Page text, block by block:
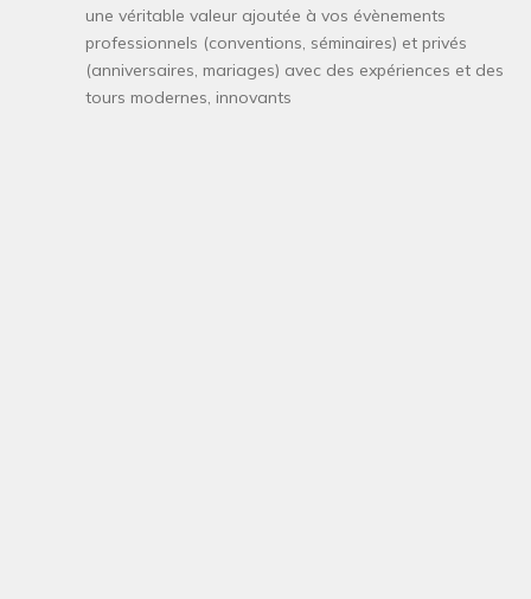
une véritable valeur ajoutée à vos évènements
professionnels (conventions, séminaires) et privés
(anniversaires, mariages) avec des expériences et des
tours modernes, innovants